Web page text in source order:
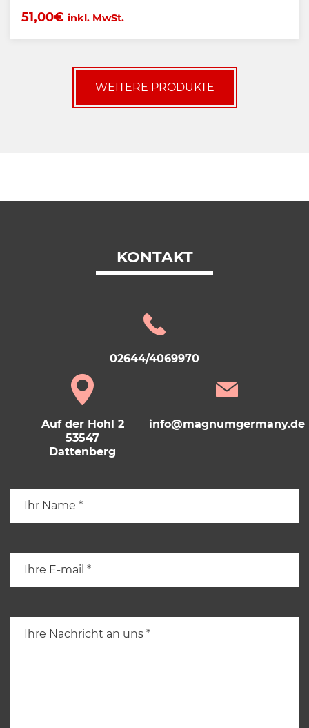
51,00€ inkl. MwSt.
WEITERE PRODUKTE
KONTAKT
02644/4069970
Auf der Hohl 2
53547
Dattenberg
info@magnumgermany.de